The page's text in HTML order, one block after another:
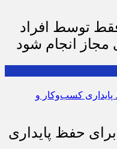
فقط توسط افراد
مجاز انجام شود
حفظ پایداری